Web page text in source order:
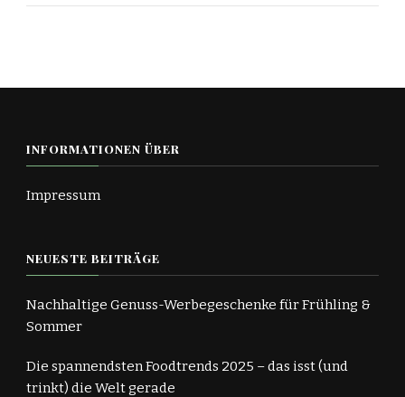
INFORMATIONEN ÜBER
Impressum
NEUESTE BEITRÄGE
Nachhaltige Genuss-Werbegeschenke für Frühling &
Sommer
Die spannendsten Foodtrends 2025 – das isst (und
trinkt) die Welt gerade